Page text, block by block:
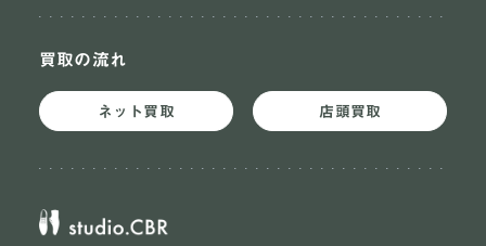
買取の流れ
ネット買取 店頭買取